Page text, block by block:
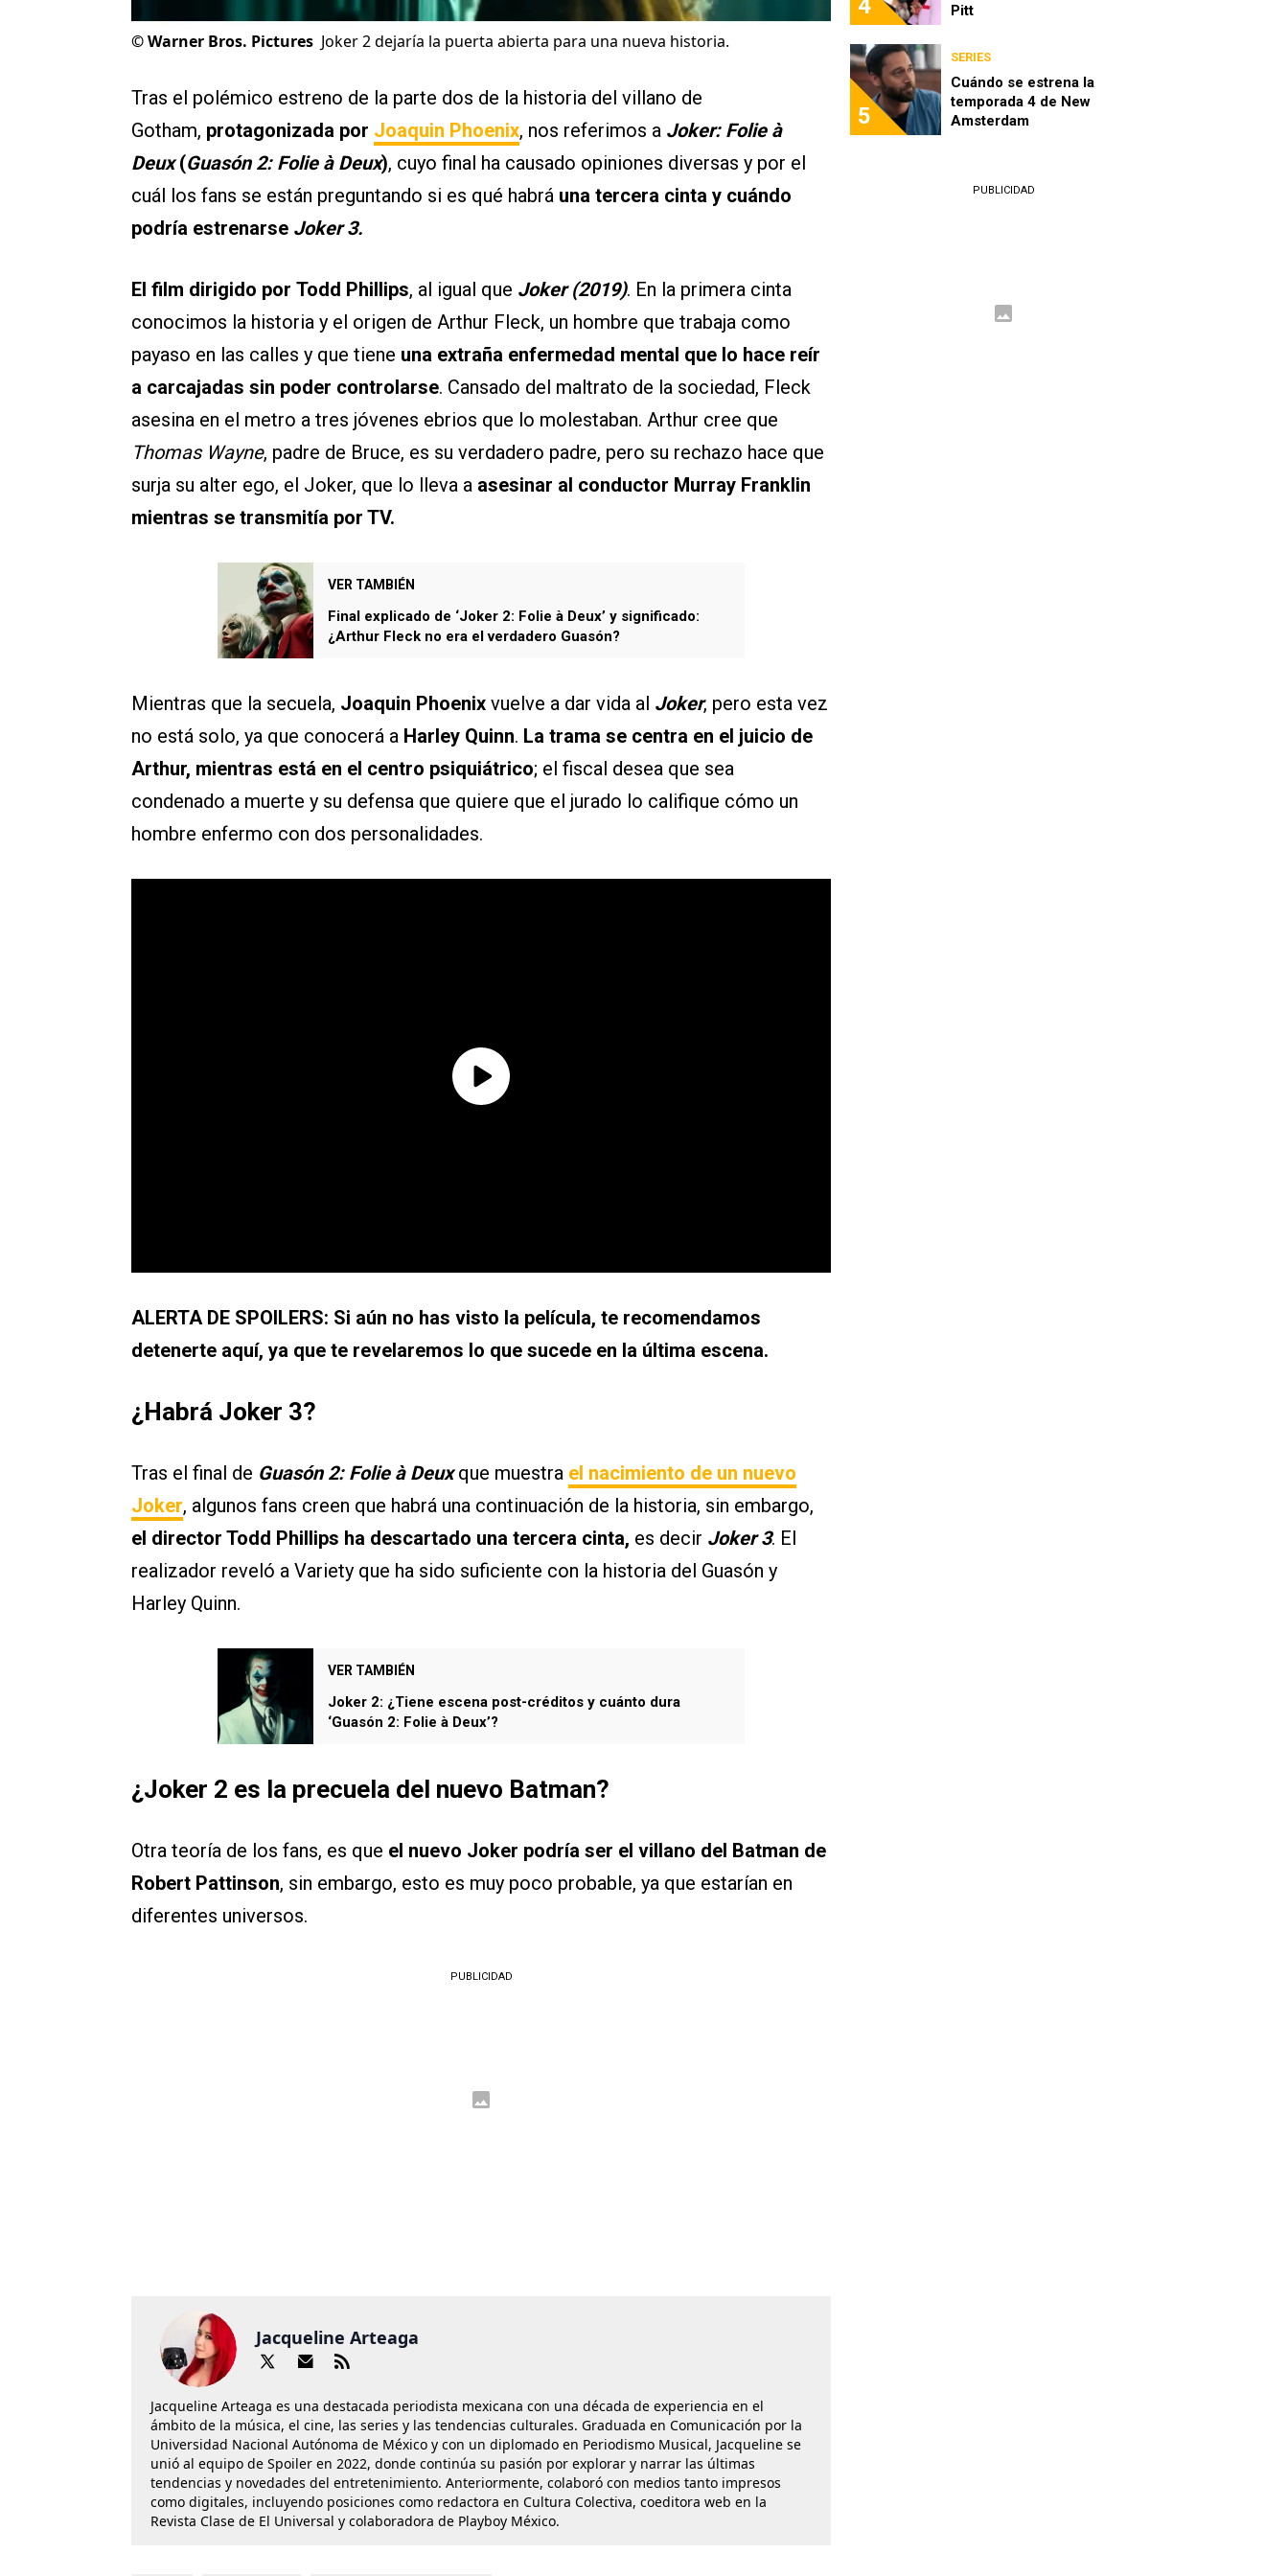
©Warner Bros. Pictures Joker 2 dejaría la puerta abierta para una nueva historia.
Tras el polémico estreno de la parte dos de la historia del villano de
Gotham, protagonizada por Joaquin Phoenix, nos referimos a Joker: Folie à
Deux(Guasón 2: Folie à Deux), cuyo final ha causado opiniones diversas y por el
cuál los fans se están preguntando si es qué habrá una tercera cinta y cuándo
podría estrenarse Joker 3.
El film dirigido por Todd Phillips, al igual que Joker (2019). En la primera cinta
conocimos la historia y el origen de Arthur Fleck, un hombre que trabaja como
payaso en las calles y que tiene una extraña enfermedad mental que lo hace reír
a carcajadas sin poder controlarse. Cansado del maltrato de la sociedad, Fleck
asesina en el metro a tres jóvenes ebrios que lo molestaban. Arthur cree que
Thomas Wayne, padre de Bruce, es su verdadero padre, pero su rechazo hace que
surja su alter ego, el Joker, que lo lleva a asesinar al conductor Murray Franklin
mientras se transmitía por TV.
VER TAMBIÉN
Final explicado de ‘Joker 2: Folie à Deux’ y significado:
¿Arthur Fleck no era el verdadero Guasón?
Mientras que la secuela, Joaquin Phoenix vuelve a dar vida al Joker, pero esta vez
no está solo, ya que conocerá a Harley Quinn. La trama se centra en el juicio de
Arthur, mientras está en el centro psiquiátrico; el fiscal desea que sea
condenado a muerte y su defensa que quiere que el jurado lo califique cómo un
hombre enfermo con dos personalidades.
ALERTA DE SPOILERS: Si aún no has visto la película, te recomendamos
detenerte aquí, ya que te revelaremos lo que sucede en la última escena.
¿Habrá Joker 3?
Tras el final de Guasón 2: Folie à Deuxque muestra el nacimiento de un nuevo
Joker, algunos fans creen que habrá una continuación de la historia, sin embargo,
el director Todd Phillips ha descartado una tercera cinta, es decir Joker 3. El
realizador reveló a Variety que ha sido suficiente con la historia del Guasón y
Harley Quinn.
VER TAMBIÉN
Joker 2: ¿Tiene escena post-créditos y cuánto dura
‘Guasón 2: Folie à Deux’?
¿Joker 2 es la precuela del nuevo Batman?
Otra teoría de los fans, es que el nuevo Joker podría ser el villano del Batman de
Robert Pattinson, sin embargo, esto es muy poco probable, ya que estarían en
diferentes universos.
PUBLICIDAD
Jacqueline Arteaga
Jacqueline Arteaga es una destacada periodista mexicana con una década de experiencia en el
ámbito de la música, el cine, las series y las tendencias culturales. Graduada en Comunicación por la
Universidad Nacional Autónoma de México y con un diplomado en Periodismo Musical, Jacqueline se
unió al equipo de Spoiler en 2022, donde continúa su pasión por explorar y narrar las últimas
tendencias y novedades del entretenimiento. Anteriormente, colaboró con medios tanto impresos
como digitales, incluyendo posiciones como redactora en Cultura Colectiva, coeditora web en la
Revista Clase de El Universal y colaboradora de Playboy México.
4 Pitt
5
SERIES
Cuándo se estrena la
temporada 4 de New
Amsterdam
PUBLICIDAD